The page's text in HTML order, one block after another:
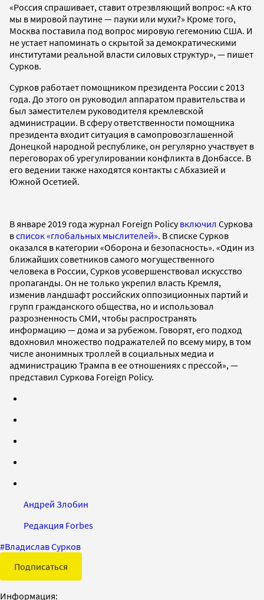
«Россия спрашивает, ставит отрезвляющий вопрос: «А кто
мы в мировой паутине — пауки или мухи?» Кроме того,
Москва поставила под вопрос мировую гегемонию США. И
не устает напоминать о скрытой за демократическими
институтами реальной власти силовых структур», — пишет
Сурков.
Сурков работает помощником президента России с 2013
года. До этого он руководил аппаратом правительства и
был заместителем руководителя кремлевской
администрации. В сферу ответственности помощника
президента входит ситуация в самопровозглашенной
Донецкой народной республике, он регулярно участвует в
переговорах об урегулировании конфликта в Донбассе. В
его ведении также находятся контакты с Абхазией и
Южной Осетией.
В январе 2019 года журнал Foreign Policyвключил Суркова
всписок «глобальных мыслителей». В списке Сурков
оказался в категории «Оборона и безопасность». «Один из
ближайших советников самого могущественного
человека в России, Сурков усовершенствовал искусство
пропаганды. Он не только укрепил власть Кремля,
изменив ландшафт российских оппозиционных партий и
групп гражданского общества, но и использовал
разрозненность СМИ, чтобы распространять
информацию — дома и за рубежом. Говорят, его подход
вдохновил множество подражателей по всему миру, в том
числе анонимных троллей в социальных медиа и
администрацию Трампа в ее отношениях с прессой», —
представил Суркова Foreign Policy.
Андрей Злобин
Редакция Forbes
#Владислав Сурков
Подписаться
Информация: